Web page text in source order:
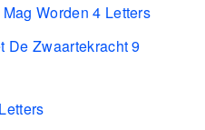
Worden 4 Letters
De Zwaartekracht 9